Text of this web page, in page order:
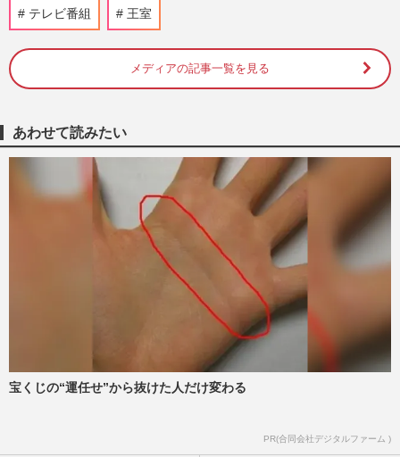
週刊女性2024年12月3日号
とにかく明るい安村のカタコト英語はなぜ
ウケたのか、渡辺直美にゆりやんら海外進
週刊女性2023年8月1日号
とにかく明るい安村『ブリテンズ・ゴッ
ト・タレント』で“大復活”もブームは「長
続きしないほうがいい」ブ…
週刊女性2023年7月11日号 2023/7/3
【好きな裸芸人ランキング】圧倒的1位は
「鍛えられた身体」が絶賛、国境・世代を
超えて笑いを届ける彼らの…
週刊女性2023年7月4日号 2023/6/27
とにかく明るい安村がグラフォロジー(筆
テレビ番組 王室
メディアの記事一覧を見る
あわせて読みたい
宝くじの“運任せ”から抜けた人だけ変わる
PR(合同会社デジタルファーム )